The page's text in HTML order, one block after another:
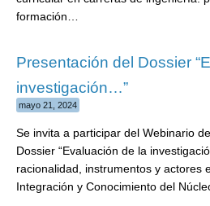
formación…
Presentación del Dossier
investigación…”
mayo 21, 2024
Se invita a participar del Webinario
Dossier “Evaluación de la
racionalidad, instrumentos y actores
Integración y Conocimiento del